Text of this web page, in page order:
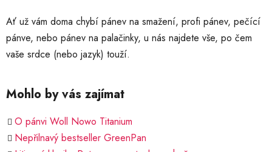
Ať už vám doma chybí pánev na smažení, profi pánev, pečící
pánve, nebo pánev na palačinky, u nás najdete vše, po čem
vaše srdce (nebo jazyk) touží.
Mohlo by vás zajímat
O pánvi Woll Nowo Titanium
Nepřilnavý bestseller GreenPan